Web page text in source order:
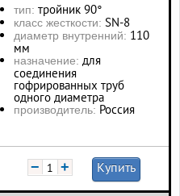
тип: тройник 90°
класс жесткости: SN-8
диаметр внутренний: 110
мм
назначение: для
соединения
гофрированных труб
одного диаметра
производитель: Россия
− + Купить